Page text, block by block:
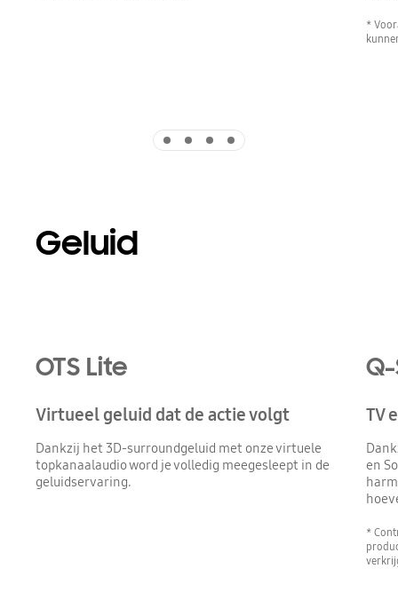
*
Geluid
OTS Lite
Virtueel geluid dat de actie volgt
Dankzij het 3D-surroundgeluid met onze virtuele
topkanaalaudio word je volledig meegesleept in de
geluidservaring.
TV
en
*